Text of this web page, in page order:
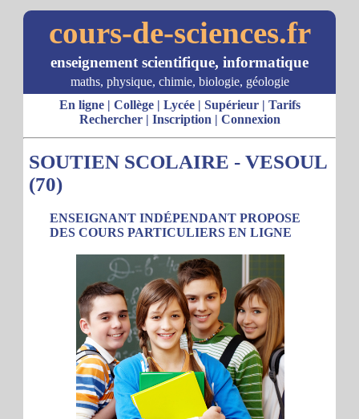
cours-de-sciences.fr
enseignement scientifique, informatique
maths, physique, chimie, biologie, géologie
En ligne| Collège| Lycée| Supérieur| Tarifs
Rechercher| Inscription | Connexion
SOUTIEN SCOLAIRE - VESOUL
(70)
ENSEIGNANT INDÉPENDANT PROPOSE
DES COURS PARTICULIERS EN LIGNE